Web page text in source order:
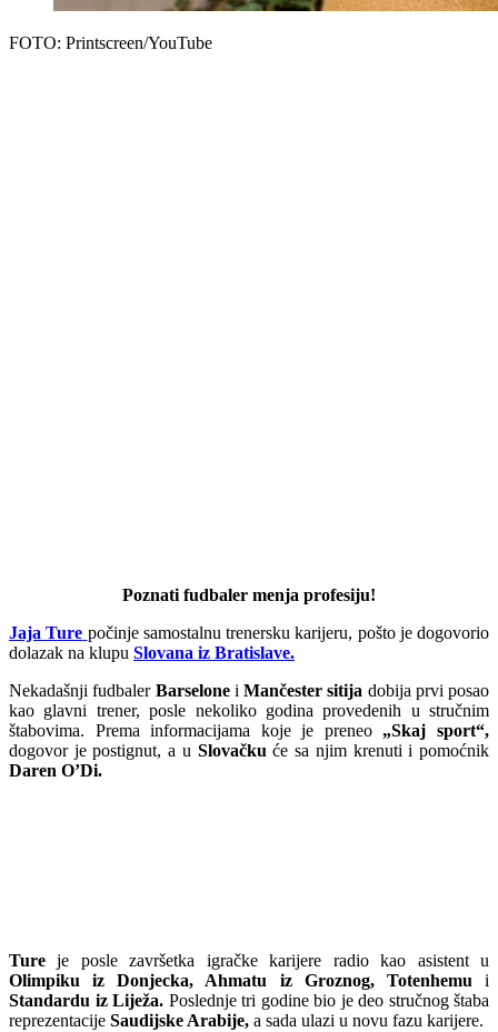
FOTO: Printscreen/YouTube
Poznati fudbaler menja profesiju!
Jaja Ture počinje samostalnu trenersku karijeru, pošto je dogovorio
dolazak na klupu Slovana iz Bratislave.
Nekadašnji fudbaler Barselonei Mančester sitija dobija prvi posao
kao glavni trener, posle nekoliko godina provedenih u stručnim
štabovima. Prema informacijama koje je preneo „Skaj sport“,
dogovor je postignut, a u Slovačku će sa njim krenuti i pomoćnik
Daren O’Di.
Ture je posle završetka igračke karijere radio kao asistent u
Olimpiku iz Donjecka, Ahmatu iz Groznog, Totenhemu i
Standardu iz Liježa. Poslednje tri godine bio je deo stručnog štaba
reprezentacije Saudijske Arabije, a sada ulazi u novu fazu karijere.